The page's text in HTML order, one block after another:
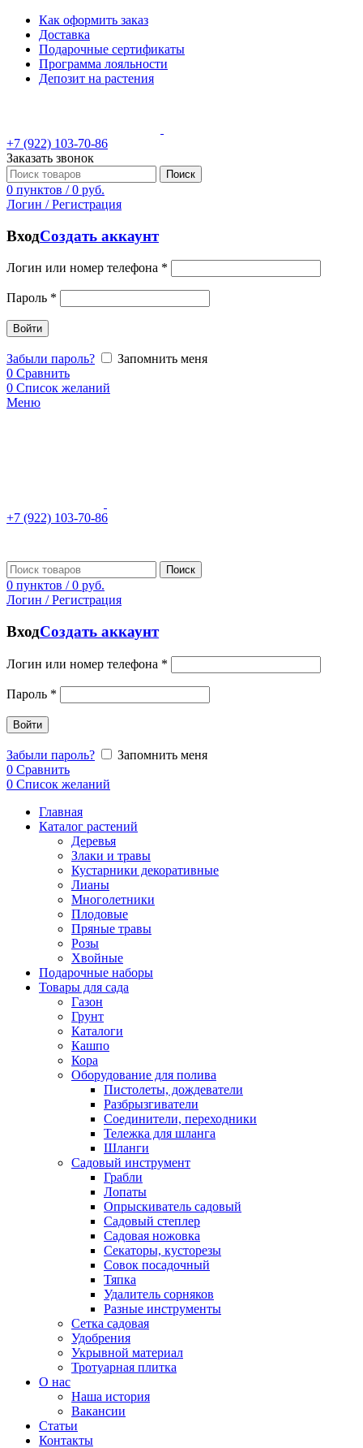
Как оформить заказ
Доставка
Подарочные сертификаты
Программа лояльности
Депозит на растения
+7 (922) 103-70-86
Заказать звонок
Поиск
0 пунктов / 0 руб.
Логин / Регистрация
ВходСоздать аккаунт
Логин или номер телефона *
Пароль *
Войти
Забыли пароль?
Запомнить меня
0 Сравнить
0 Список желаний
Меню
+7 (922) 103-70-86
Поиск
0 пунктов / 0 руб.
Логин / Регистрация
ВходСоздать аккаунт
Логин или номер телефона *
Пароль *
Войти
Забыли пароль?
Запомнить меня
0 Сравнить
0 Список желаний
Главная
Каталог растений
Деревья
Злаки и травы
Кустарники декоративные
Лианы
Многолетники
Плодовые
Пряные травы
Розы
Хвойные
Подарочные наборы
Товары для сада
Газон
Грунт
Каталоги
Кашпо
Кора
Оборудование для полива
Пистолеты, дождеватели
Разбрызгиватели
Соединители, переходники
Тележка для шланга
Шланги
Садовый инструмент
Грабли
Лопаты
Опрыскиватель садовый
Садовый степлер
Садовая ножовка
Секаторы, кусторезы
Совок посадочный
Тяпка
Удалитель сорняков
Разные инструменты
Сетка садовая
Удобрения
Укрывной материал
Тротуарная плитка
О нас
Наша история
Вакансии
Статьи
Контакты